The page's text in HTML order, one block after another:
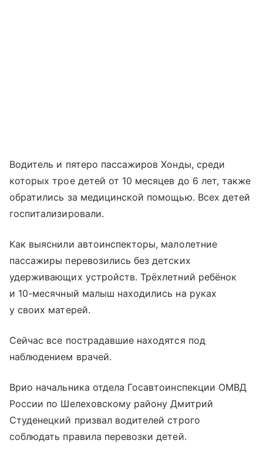
Водитель и пятеро пассажиров Хонды, среди
которых трое детей от 10 месяцев до 6 лет, также
обратились за медицинской помощью. Всех детей
госпитализировали.
Как выяснили автоинспекторы, малолетние
пассажиры перевозились без детских
удерживающих устройств. Трёхлетний ребёнок
и 10-месячный малыш находились на руках
у своих матерей.
Сейчас все пострадавшие находятся под
наблюдением врачей.
Врио начальника отдела Госавтоинспекции ОМВД
России по Шелеховскому району Дмитрий
Студенецкий призвал водителей строго
соблюдать правила перевозки детей.